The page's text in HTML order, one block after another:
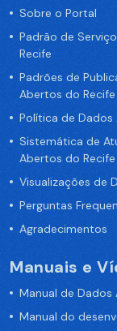
Sobre o Portal
Padrão de
Recife
Padrões de
Abertos do Recife
Política de
Sistemática de
Abertos do Recife
Visualizações de
Perguntas
Agradecimentos
Manuais e
Manual de Dados
Manual do